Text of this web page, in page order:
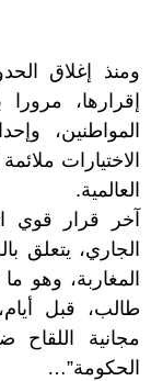
ومنذ إغلاق
إقرارها،
الاختيارات
العالمية.
المغاربة، وهو
طالب، قبل
الحكومة”…